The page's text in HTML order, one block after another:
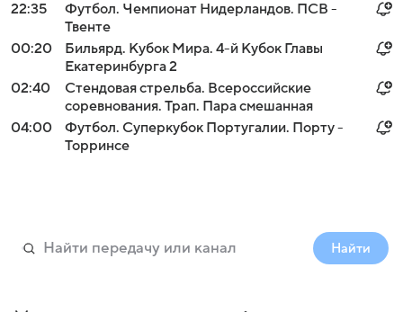
22:35
Футбол. Чемпионат Нидерландов. ПСВ -
Твенте
00:20
Бильярд. Кубок Мира. 4-й Кубок Главы
Екатеринбурга 2
02:40
Стендовая стрельба. Всероссийские
соревнования. Трап. Пара смешанная
04:00
Футбол. Суперкубок Португалии. Порту -
Торринсе
Найти